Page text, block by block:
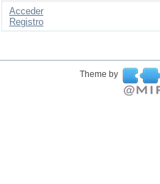
Acceder
Registro
Theme by